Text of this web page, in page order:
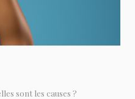
sont les causes ?